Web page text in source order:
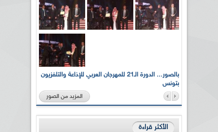
بالصور... الدورة الـ21 للمهرجان العربي للإذاعة والتلفزيون
بتونس
المزيد من الصور
الأكثر قراءة